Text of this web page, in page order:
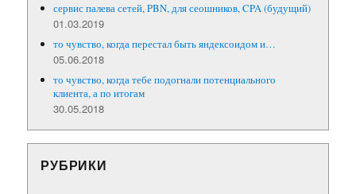
сервис палева сетей, PBN, для сеошников, CPA (будущий)
01.03.2019
то чувство, когда перестал быть яндексоидом и…
05.06.2018
то чувство, когда тебе подогнали потенциального
клиента, а по итогам
30.05.2018
РУБРИКИ